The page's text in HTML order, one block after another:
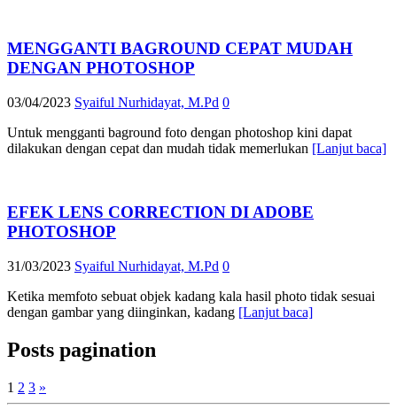
MENGGANTI BAGROUND CEPAT MUDAH
DENGAN PHOTOSHOP
03/04/2023 Syaiful Nurhidayat, M.Pd 0
Untuk mengganti baground foto dengan photoshop kini dapat
dilakukan dengan cepat dan mudah tidak memerlukan [Lanjut baca]
EFEK LENS CORRECTION DI ADOBE
PHOTOSHOP
31/03/2023 Syaiful Nurhidayat, M.Pd 0
Ketika memfoto sebuat objek kadang kala hasil photo tidak sesuai
dengan gambar yang diinginkan, kadang [Lanjut baca]
Posts pagination
1 2 3 »